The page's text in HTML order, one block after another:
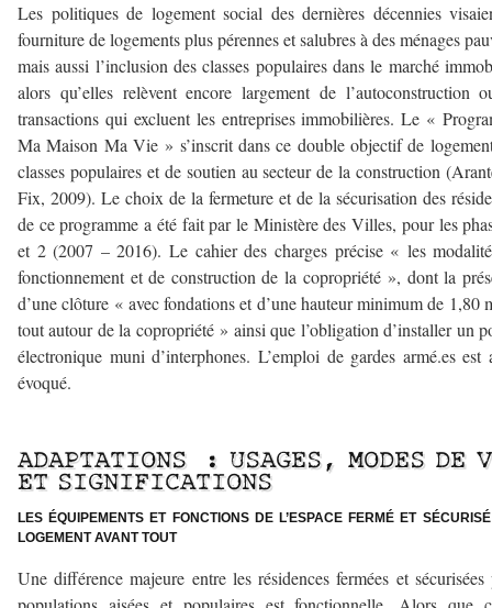
Les politiques de logement social des dernières décennies
fourniture de logements plus pérennes et salubres à des ménages
mais aussi l’inclusion des classes populaires dans le marché
alors qu’elles relèvent encore largement de l’autoconstruction
transactions qui excluent les entreprises immobilières. Le «
Ma Maison Ma Vie » s’inscrit dans ce double objectif de
classes populaires et de soutien au secteur de la construction
Fix, 2009). Le choix de la fermeture et de la sécurisation des
de ce programme a été fait par le Ministère des Villes, pour les
et 2 (2007 – 2016). Le cahier des charges précise « les
fonctionnement et de construction de la copropriété », dont la
d’une clôture « avec fondations et d’une hauteur minimum de 1,80
tout autour de la copropriété » ainsi que l’obligation d’installer un
électronique muni d’interphones. L’emploi de gardes armé.es est
évoqué.
ADAPTATIONS : USAGES, MODES DE
ET SIGNIFICATIONS
LES ÉQUIPEMENTS ET FONCTIONS DE L’ESPACE FERMÉ ET
LOGEMENT AVANT TOUT
Une différence majeure entre les résidences fermées et sécurisées